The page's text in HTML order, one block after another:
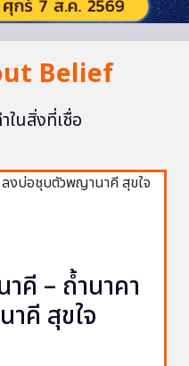
Belief
ในสิ่งที่เชื่อ
คี – ถ้ำนาคา
คี สุขใจ